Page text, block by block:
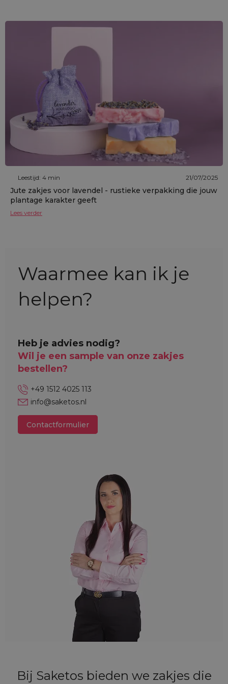
Leestijd: 4 min 21/07/2025
Jute zakjes voor lavendel - rustieke verpakking die jouw
plantage karakter geeft
Lees verder
Waarmee kan ik je
helpen?
Heb je advies nodig?
Wil je een sample van onze zakjes
bestellen?
+49 1512 4025 113
info@saketos.nl
Contactformulier
Bij Saketos bieden we zakjes die